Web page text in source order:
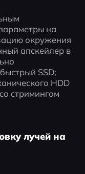
на
окружения
апскейлер в
SSD;
HDD
стримингом
лучей на